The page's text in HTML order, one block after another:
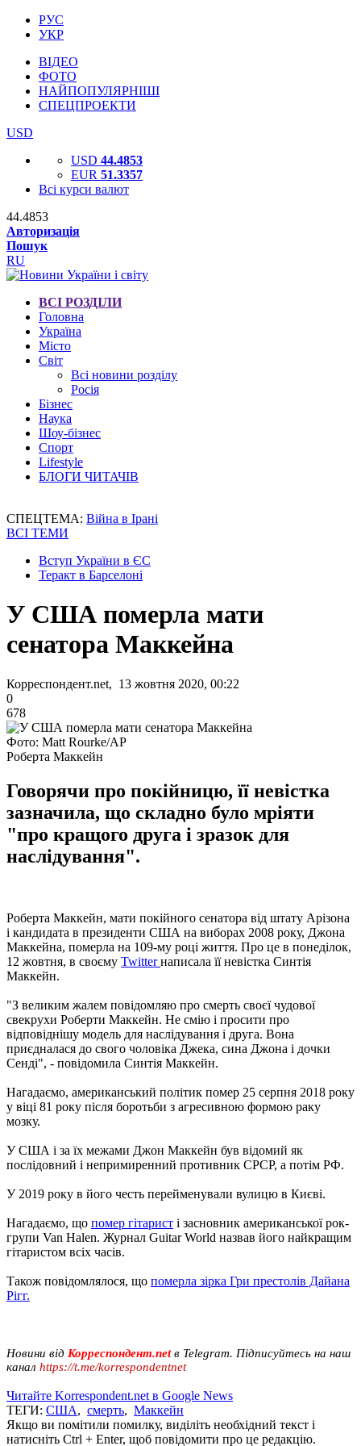
РУС
УКР
ВІДЕО
ФОТО
НАЙПОПУЛЯРНІШІ
СПЕЦПРОЕКТИ
USD
USD 44.4853
EUR 51.3357
Всі курси валют
44.4853
Авторизація
Пошук
RU
ВСІ РОЗДІЛИ
Головна
Україна
Місто
Світ
Всі новини розділу
Росія
Бізнес
Наука
Шоу-бізнес
Спорт
Lifestyle
БЛОГИ ЧИТАЧІВ
СПЕЦТЕМА: Війна в Ірані
ВСІ ТЕМИ
Вступ України в ЄС
Теракт в Барселоні
У США померла мати
сенатора Маккейна
Корреспондент.net, 13 жовтня 2020, 00:22
0
678
Фото: Matt Rourke/AP
Роберта Маккейн
Говорячи про покійницю, її невістка
зазначила, що складно було мріяти
"про кращого друга і зразок для
наслідування".
Роберта Маккейн, мати покійного сенатора від штату Арізона
і кандидата в президенти США на виборах 2008 року, Джона
Маккейна, померла на 109-му році життя. Про це в понеділок,
12 жовтня, в своєму Twitterнаписала її невістка Синтія
Маккейн.
"З великим жалем повідомляю про смерть своєї чудової
свекрухи Роберти Маккейн. Не смію і просити про
відповіднішу модель для наслідування і друга. Вона
приєдналася до свого чоловіка Джека, сина Джона і дочки
Сенді", - повідомила Синтія Маккейн.
Нагадаємо, американський політик помер 25 серпня 2018 року
у віці 81 року після боротьби з агресивною формою раку
мозку.
У США і за їх межами Джон Маккейн був відомий як
послідовний і непримиренний противник СРСР, а потім РФ.
У 2019 року в його честь перейменували вулицю в Києві.
Нагадаємо, що помер гітарист і засновник американської рок-
групи Van Halen. Журнал Guitar World назвав його найкращим
гітаристом всіх часів.
Також повідомлялося, що померла зірка Гри престолів Дайана
Рігг.
Новини від Корреспондент.netв Telegram. Підписуйтесь на наш
канал https://t.me/korrespondentnet
Читайте Korrespondent.net в Google News
ТЕГИ: США, смерть, Маккейн
Якщо ви помітили помилку, виділіть необхідний текст і
натисніть Ctrl + Enter, щоб повідомити про це редакцію.